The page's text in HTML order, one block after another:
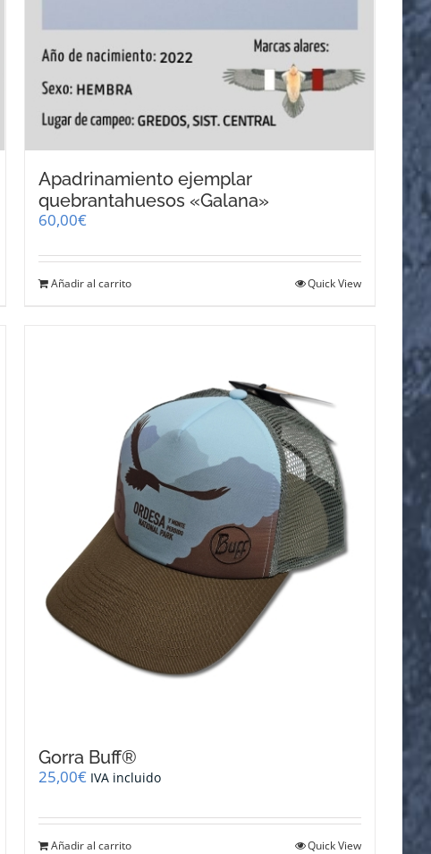
Apadrinamiento ejemplar
quebrantahuesos «Galana»
60,00€
Añadir al carrito Quick View
Gorra Buff®
25,00€ IVA incluido
Añadir al carrito Quick View